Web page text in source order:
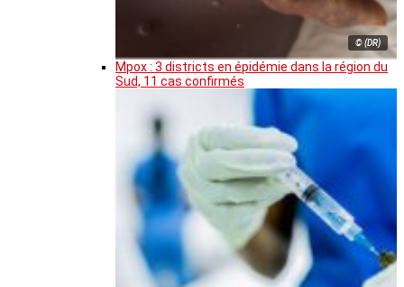
© (DR)
Mpox : 3 districts en épidémie dans la région du
Sud, 11 cas confirmés